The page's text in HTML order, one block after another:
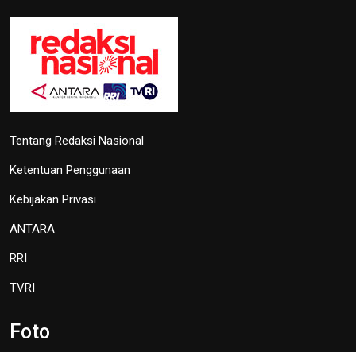
Tentang Redaksi Nasional
Ketentuan Penggunaan
Kebijakan Privasi
ANTARA
RRI
TVRI
Foto